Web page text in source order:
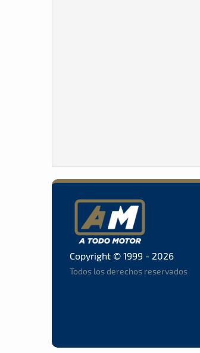
Copyright © 1999 - 2026
Todos los derechos reservados